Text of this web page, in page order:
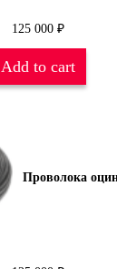
125 000 ₽
Add to cart
Проволока